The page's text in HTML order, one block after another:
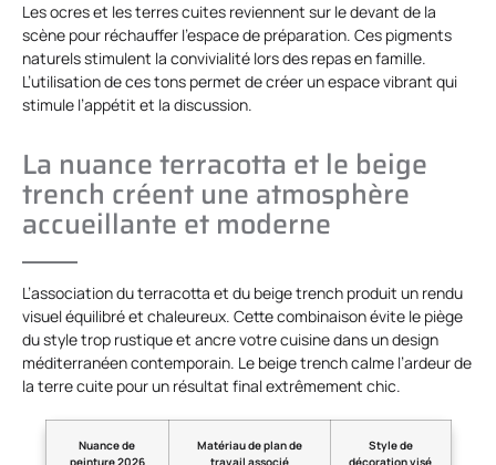
Les ocres et les terres cuites reviennent sur le devant de la
scène pour réchauffer l’espace de préparation. Ces pigments
naturels stimulent la convivialité lors des repas en famille.
L’utilisation de ces tons permet de créer un espace vibrant qui
stimule l’appétit et la discussion.
La nuance terracotta et le beige
trench créent une atmosphère
accueillante et moderne
L’association du terracotta et du beige trench produit un rendu
visuel équilibré et chaleureux. Cette combinaison évite le piège
du style trop rustique et ancre votre cuisine dans un design
méditerranéen contemporain. Le beige trench calme l’ardeur de
la terre cuite pour un résultat final extrêmement chic.
Nuance de
Matériau de plan de
Style de